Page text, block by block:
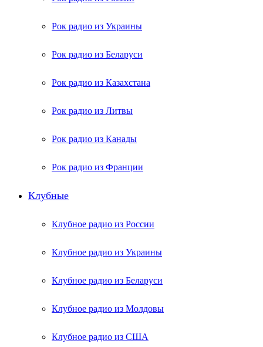
Рок радио из Украины
Рок радио из Беларуси
Рок радио из Казахстана
Рок радио из Литвы
Рок радио из Канады
Рок радио из Франции
Клубные
Клубное радио из России
Клубное радио из Украины
Клубное радио из Беларуси
Клубное радио из Молдовы
Клубное радио из США